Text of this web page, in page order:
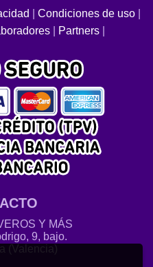
Condiciones de uso
Partners
Y MÁS
9, bajo.
(Valencia)